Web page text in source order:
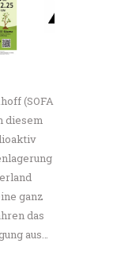
(SOFA
diesem
ganz
das
aus…